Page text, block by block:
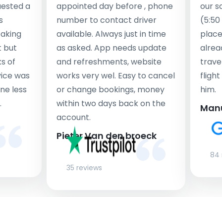
a
but
of
was
less
appointed day before , phone
number to contact driver
available. Always just in time
as asked. App needs update
and refreshments, website
works very wel. Easy to cancel
or change bookings, money
within two days back on the
account.
Pieter Van den broeck
35 reviews
our
flight
him.
84